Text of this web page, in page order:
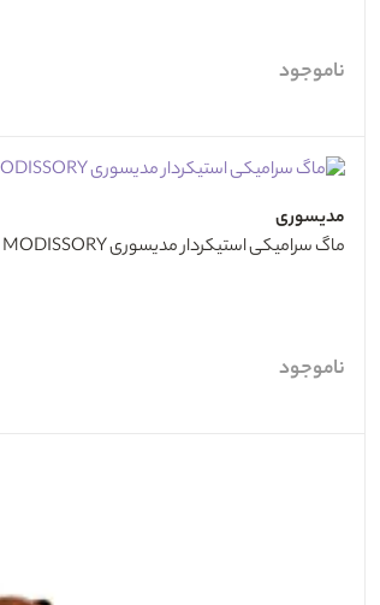
ناموجود
مدیسوری
ماگ سرامیکی استیکردار مدیسوری MODISSORY
ناموجود